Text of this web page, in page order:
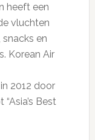
heeft een
vluchten
en
Korean Air
2012 door
Best